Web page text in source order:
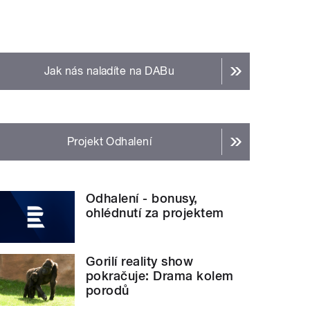
Jak nás naladíte na DABu
Projekt Odhalení
Odhalení - bonusy,
ohlédnutí za projektem
Gorilí reality show
pokračuje: Drama kolem
porodů